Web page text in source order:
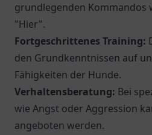
grundlegenden Kommandos
"Hier".
Fortgeschrittenes Training:
den Grundkenntnissen auf
Fähigkeiten der Hunde.
Verhaltensberatung: Bei
wie Angst oder Aggression
angeboten werden.